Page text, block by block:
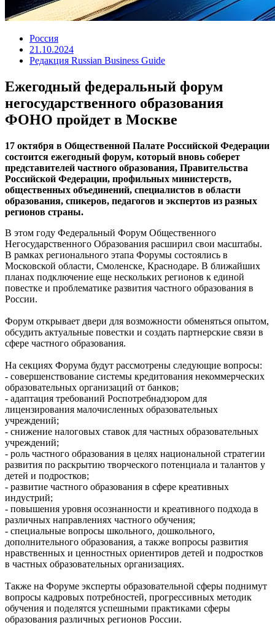
Россия
21.10.2024
Редакция Russian Business Guide
Ежегодный федеральный форум
негосударственного образования
ФОНО пройдет в Москве
17 октября в Общественной Палате Российской Федерации
состоится ежегодный форум, который вновь соберет
представителей частного образования, Правительства
Российской Федерации, профильных министерств,
общественных объединений, специалистов в области
образования, спикеров, педагогов и экспертов из разных
регионов страны.
В этом году Федеральный Форум Общественного
Негосударственного Образования расширил свои масштабы.
В рамках регионального этапа Форумы состоялись в
Московской области, Смоленске, Краснодаре. В ближайших
планах подключение еще нескольких регионов к единой
повестке и проблематике развития частного образования в
России.
Форум открывает двери для возможности обменяться опытом,
обсудить актуальные повестки и создать партнерские связи в
сфере частного образования.
На секциях Форума будут рассмотрены следующие вопросы:
- совершенствование системы кредитования некоммерческих
образовательных организаций от банков;
- адаптация требований Роспотребнадзором для
лицензирования малочисленных образовательных
учреждений;
- снижение налоговых ставок для частных образовательных
учреждений;
- роль частного образования в целях национальной стратегии
развития по раскрытию творческого потенциала и талантов у
детей и подростков;
- развитие частного образования в сфере креативных
индустрий;
- повышения уровня осознанности и креативного подхода в
различных направлениях частного обучения;
- специальные вопросы школьного, дошкольного,
дополнительного образования, а также вопросы развития
нравственных и ценностных ориентиров детей и подростков
в частных образовательных организациях.
Также на Форуме эксперты образовательной сферы поднимут
вопросы кадровых потребностей, прогрессивных методик
обучения и поделятся успешными практиками сферы
образования различных регионов России.